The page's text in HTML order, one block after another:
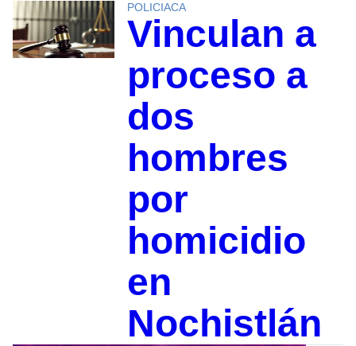
POLICIACA
Vinculan a
proceso a
dos
hombres
por
homicidio
en
Nochistlán